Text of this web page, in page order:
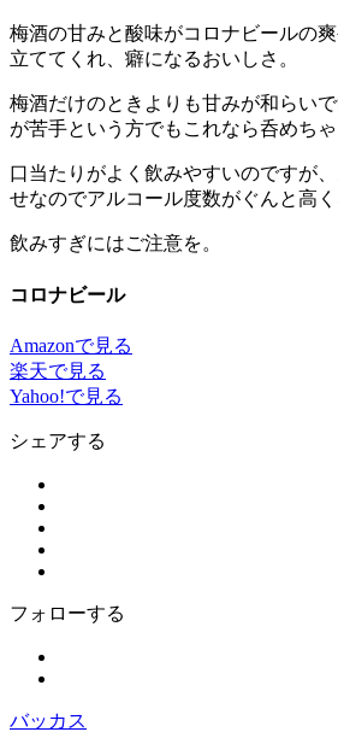
梅酒の甘みと酸味がコロナビールの
立ててくれ、癖になるおいしさ。
梅酒だけのときよりも甘みが和らい
が苦手という方でもこれなら呑めちゃ
口当たりがよく飲みやすいのですが
せなのでアルコール度数がぐんと高く
飲みすぎにはご注意を。
コロナビール
Amazonで見る
楽天で見る
Yahoo!で見る
シェアする
フォローする
バッカス